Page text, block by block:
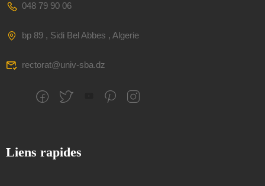
048 79 90 06
bp 89 , Sidi Bel Abbes , Algerie
rectorat@univ-sba.dz
Liens rapides